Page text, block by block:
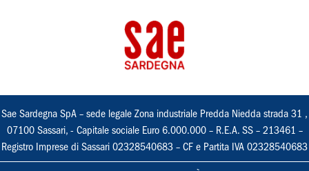
Sae Sardegna SpA – sede legale Zona industriale Predda Niedda strada 31 ,
07100 Sassari, - Capitale sociale Euro 6.000.000 – R.E.A. SS – 213461 –
Registro Imprese di Sassari 02328540683 – CF e Partita IVA 02328540683